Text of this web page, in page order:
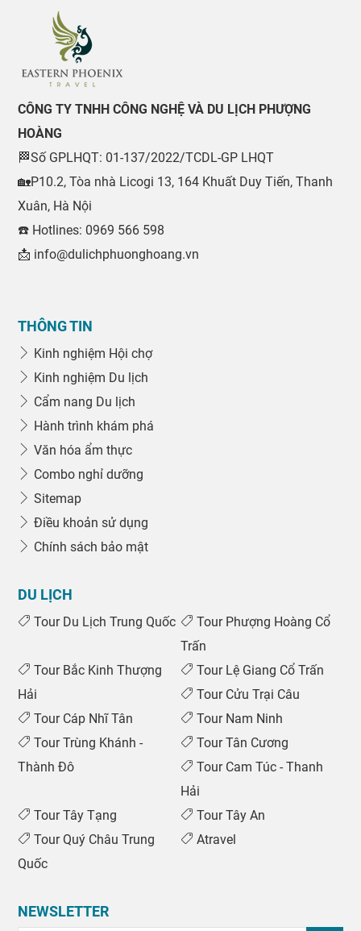
CÔNG TY TNHH CÔNG NGHỆ VÀ DU LỊCH PHƯỢNG
HOÀNG
🏁Số GPLHQT: 01-137/2022/TCDL-GP LHQT
🏡P10.2, Tòa nhà Licogi 13, 164 Khuất Duy Tiến, Thanh
Xuân, Hà Nội
☎️ Hotlines: 0969 566 598
📩 info@dulichphuonghoang.vn
THÔNG TIN
Kinh nghiệm Hội chợ
Kinh nghiệm Du lịch
Cẩm nang Du lịch
Hành trình khám phá
Văn hóa ẩm thực
Combo nghỉ dưỡng
Sitemap
Điều khoản sử dụng
Chính sách bảo mật
DU LỊCH
Tour Du Lịch Trung Quốc
Tour Phượng Hoàng Cổ
Trấn
Tour Bắc Kinh Thượng
Hải
Tour Lệ Giang Cổ Trấn
Tour Cửu Trại Câu
Tour Cáp Nhĩ Tân
Tour Nam Ninh
Tour Trùng Khánh -
Thành Đô
Tour Tân Cương
Tour Cam Túc - Thanh
Hải
Tour Tây Tạng
Tour Tây An
Tour Quý Châu Trung
Quốc
Atravel
NEWSLETTER